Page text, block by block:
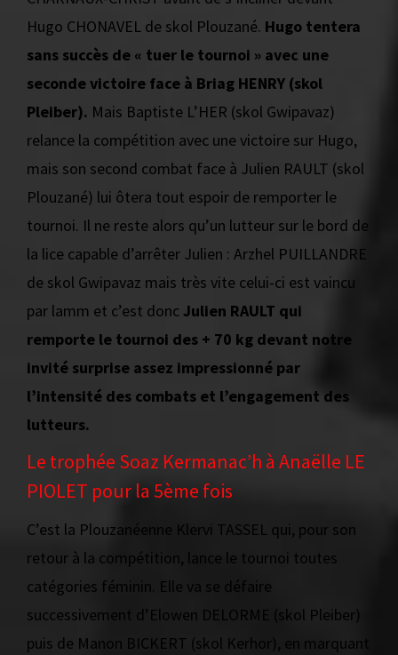
Hugo CHONAVEL de skol Plouzané. Hugo tentera
sans succès de « tuer le tournoi » avec une
seconde victoire face à Briag HENRY (skol
Pleiber). Mais Baptiste L’HER (skol Gwipavaz)
relance la compétition avec une victoire sur Hugo,
mais son second combat face à Julien RAULT (skol
Plouzané) lui ôtera tout espoir de remporter le
tournoi. Il ne reste alors qu’un lutteur sur le bord de
la lice capable d’arrêter Julien : Arzhel PUILLANDRE
de skol Gwipavaz mais très vite celui-ci est vaincu
par lamm et c’est donc Julien RAULT qui
remporte le tournoi des + 70 kg devant notre
invité surprise assez impressionné par
l’intensité des combats et l’engagement des
lutteurs.
Le trophée Soaz Kermanac’h à Anaëlle LE
PIOLET pour la 5ème fois
C’est la Plouzanéenne Klervi TASSEL qui, pour son
retour à la compétition, lance le tournoi toutes
catégories féminin. Elle va se défaire
successivement d’Elowen DELORME (skol Pleiber)
puis de Manon BICKERT (skol Kerhor), en marquant